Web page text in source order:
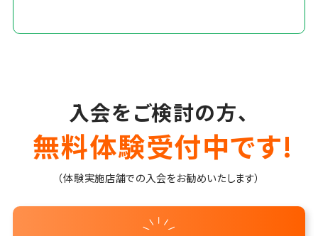
入会をご検討の方、
無料体験受付中です!
（体験実施店舗での入会をお勧めいたします）